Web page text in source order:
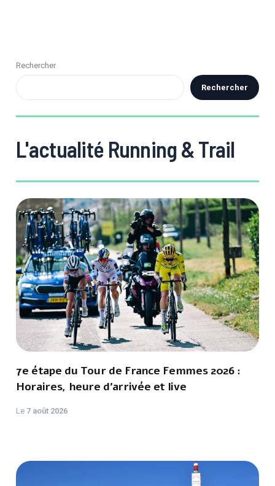
Rechercher
Rechercher
L'actualité Running & Trail
7e étape du Tour de France Femmes 2026 :
Horaires, heure d'arrivée et live
Le 7 août 2026